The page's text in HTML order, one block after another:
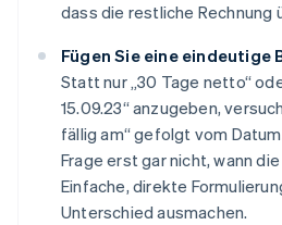
dass die restliche Rechnung
Fügen Sie eine eindeutige
Statt nur „30 Tage netto“
15.09.23“ anzugeben,
fällig am“ gefolgt vom
Frage erst gar nicht, wann
Einfache, direkte
Unterschied ausmachen.